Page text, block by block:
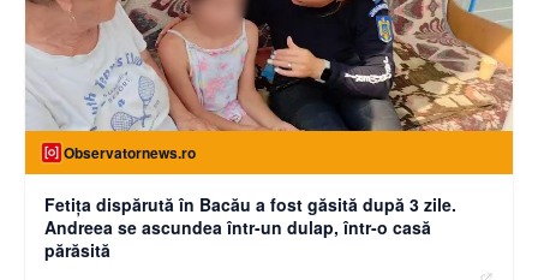
Observatornews.ro
Fetiţa dispărută în Bacău a fost găsită după 3 zile.
Andreea se ascundea într-un dulap, într-o casă
părăsită